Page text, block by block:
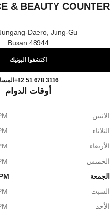
& BEAUTY COUNTER
Daero, Jung-Gu,
48944 Busan
اكتشفوا البوتيك
اتصال
+82 51 678 3116
أوقات الدوام
الاثنين
الثلاثاء
الأربعاء
الخميس
الجمعة
السبت
الأحد